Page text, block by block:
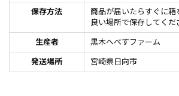
保存方法
商品が届いたらすぐに箱
良い場所で保存してくだ
生産者 黒木へべすファーム
発送場所 宮崎県日向市